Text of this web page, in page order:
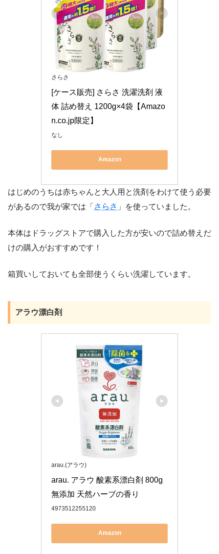
さらさ
[ケース販売] さらさ 洗濯洗剤 液
体 詰め替え 1200g×4袋【Amazo
n.co.jp限定】
なし
Amazon
はじめのうちは赤ちゃんと大人用と洗剤をわけて使う必要
があるので我が家では「 さらさ 」を使っていました。
本体はドラッグストアで購入した方が安いので詰め替えだ
けの購入がおすすめです！
箱買いしておいても全部使うくらい洗濯しています。
アラウ漂白剤
arau.(アラウ)
arau. アラウ 酸素系漂白剤 800g
無添加 天然ハーブの香り
4973512255120
Amazon